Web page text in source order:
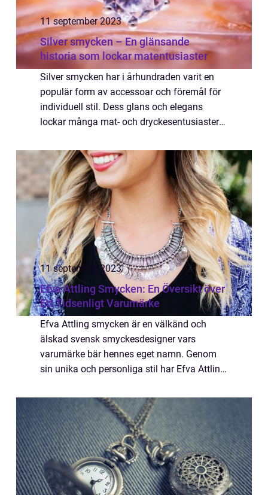
11 september 2023
Silver smycken – En glänsande
historia som lockar matentusiaster
Silver smycken har i århundraden varit en
populär form av accessoar och föremål för
individuell stil. Dess glans och elegans
lockar många mat- och dryckesentusiaster
också vill se bra ut när de njuter av sina fa...
11 september 2023
Efva Attling Smycken: En Översikt över
Ett Tidsenligt Varumärke
Efva Attling smycken är en välkänd och
älskad svensk smyckesdesigner vars
varumärke bär hennes eget namn. Genom
sin unika och personliga stil har Efva Attling
som kombinerar tidlös elegans med
moderna design...